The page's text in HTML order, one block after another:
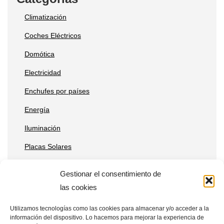
Gestionar el consentimiento de
las cookies
Utilizamos tecnologías como las cookies para almacenar y/o acceder a la
información del dispositivo. Lo hacemos para mejorar la experiencia de
Climatización
Coches Eléctricos
Domótica
Electricidad
Enchufes por países
Energía
Iluminación
Placas Solares